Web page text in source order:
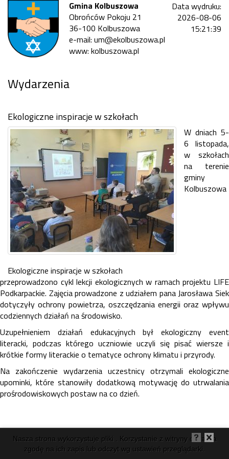
Gmina Kolbuszowa
Obrońców Pokoju 21
36-100 Kolbuszowa
e-mail: um@ekolbuszowa.pl
www: kolbuszowa.pl
Data wydruku:
2026-08-06
15:21:39
Wydarzenia
Ekologiczne inspiracje w szkołach
Ekologiczne inspiracje w szkołach
W dniach 5-
6 listopada,
w szkołach
na terenie
gminy
Kolbuszowa
przeprowadzono cykl lekcji ekologicznych w ramach projektu LIFE
Podkarpackie. Zajęcia prowadzone z udziałem pana Jarosława Siek
dotyczyły ochrony powietrza, oszczędzania energii oraz wpływu
codziennych działań na środowisko.
Uzupełnieniem działań edukacyjnych był ekologiczny event
literacki, podczas którego uczniowie uczyli się pisać wiersze i
krótkie formy literackie o tematyce ochrony klimatu i przyrody.
Na zakończenie wydarzenia uczestnicy otrzymali ekologiczne
upominki, które stanowiły dodatkową motywację do utrwalania
prośrodowiskowych postaw na co dzień.
Nasza strona wykorzystuje pliki . Korzystanie z witryny oznacza
zgodę na ich zapis lub odczyt wg ustawień przeglądarki.